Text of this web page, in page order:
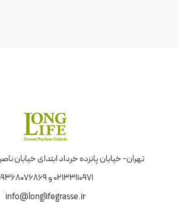
تهران- خیابان پانزده خرداد ابتدای خیابان
02133110971 و 09368076869
info@longlifegrasse.ir